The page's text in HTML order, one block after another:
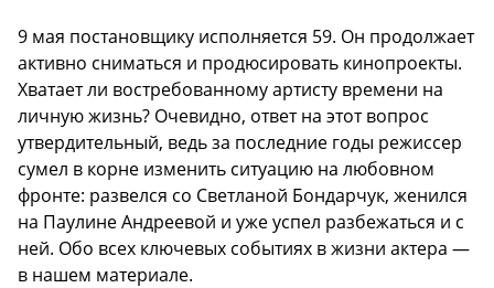
9 мая постановщику исполняется 59. Он продолжает
активно сниматься и продюсировать кинопроекты.
Хватает ли востребованному артисту времени на
личную жизнь? Очевидно, ответ на этот вопрос
утвердительный, ведь за последние годы режиссер
сумел в корне изменить ситуацию на любовном
фронте: развелся со Светланой Бондарчук, женился
на Паулине Андреевой и уже успел разбежаться и с
ней. Обо всех ключевых событиях в жизни актера —
в нашем материале.